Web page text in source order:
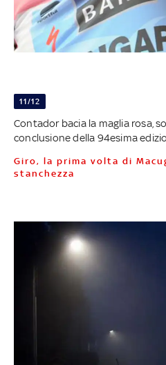
11/12
Contador bacia la maglia rosa,
conclusione della 94esima
Giro, la prima volta di Macugnaga: l'insidia è la
stanchezza